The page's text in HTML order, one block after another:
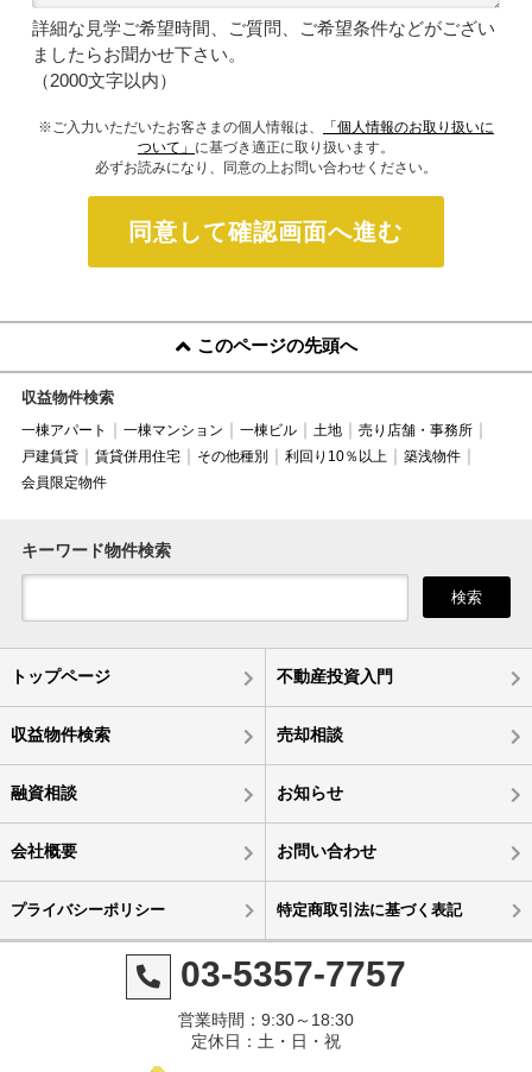
詳細な見学ご希望時間、ご質問、ご希望条件などがござい
ましたらお聞かせ下さい。
（2000文字以内）
※ご入力いただいたお客さまの個人情報は、
「個人情報のお取り扱いに
ついて」 に基づき適正に取り扱います。
必ずお読みになり、同意の上お問い合わせください。
同意して確認画面へ進む
このページの先頭へ
収益物件検索
一棟アパート 一棟マンション 一棟ビル 土地
売り店舗・事務所
戸建賃貸
賃貸併用住宅 その他種別 利回り10％以上
築浅物件
会員限定物件
キーワード物件検索
検索
トップページ 不動産投資入門
収益物件検索 売却相談
融資相談 お知らせ
会社概要 お問い合わせ
プライバシーポリシー 特定商取引法に基づく表記
03-5357-7757
営業時間：9:30～18:30
定休日：土・日・祝